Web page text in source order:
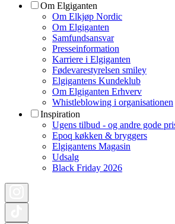
Om Elgiganten
Om Elkjøp Nordic
Om Elgiganten
Samfundsansvar
Presseinformation
Karriere i Elgiganten
Fødevarestyrelsen smiley
Elgigantens Kundeklub
Om Elgiganten Erhverv
Whistleblowing i organisationen
Inspiration
Ugens tilbud - og andre gode
Epoq køkken & bryggers
Elgigantens Magasin
Udsalg
Black Friday 2026